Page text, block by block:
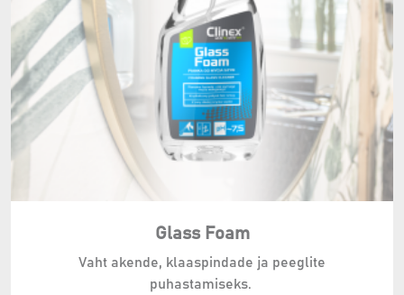
Glass Foam
Vaht akende, klaaspindade ja peeglite
puhastamiseks.